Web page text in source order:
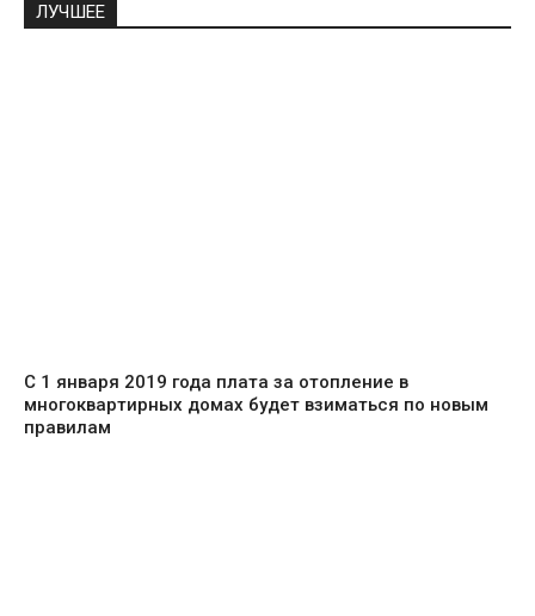
ЛУЧШЕЕ
С 1 января 2019 года плата за отопление в
многоквартирных домах будет взиматься по новым
правилам